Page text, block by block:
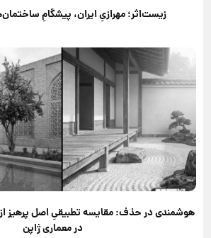
زیست‌اثر؛ مهرازیِ ایران، پیشگامِ
هوشمندی در حذف: مقایسه تطبیقیِ اصل پرهیز
در معماری ژاپن